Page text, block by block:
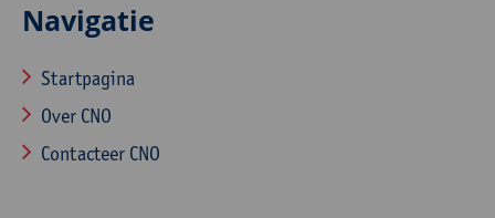
Navigatie
Startpagina
Over CNO
Contacteer CNO